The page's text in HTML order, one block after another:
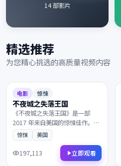
14部影片
精选推荐
为您精心挑选的高质量视频内容
8.2
电影 惊悚
不夜城之失落王国
《不夜城之失落王国》是一部
2017 年来自美国的惊悚佳作。在
一座被遗忘的小城里，理想与现
实在一次次抉择中互相拉扯。叙
事节奏张弛有度，演员表演收放
自如，影迷不容错过。
惊悚 美国
197,113 立即观看